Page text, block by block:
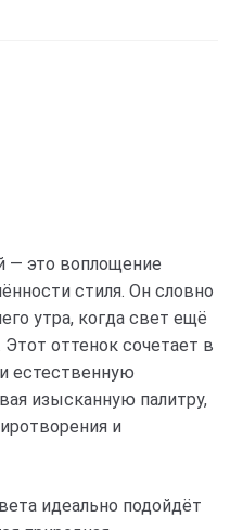
— это воплощение
стиля. Он словно
утра, когда свет ещё
оттенок сочетает в
естественную
изысканную палитру,
и
идеально подойдёт